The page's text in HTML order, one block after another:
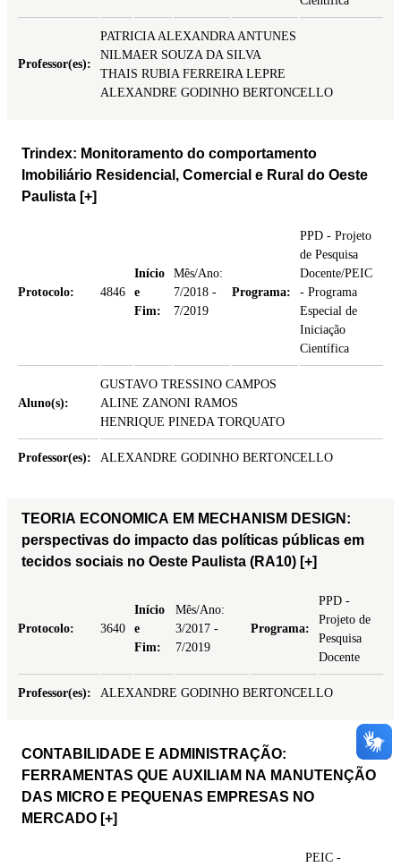
Professor(es):
PATRICIA ALEXANDRA ANTUNES
NILMAER SOUZA DA SILVA
THAIS RUBIA FERREIRA LEPRE
ALEXANDRE GODINHO BERTONCELLO
Trindex: Monitoramento do comportamento
Imobiliário Residencial, Comercial e Rural do Oeste
Paulista [+]
Protocolo: 4846
Início
e
Fim:
Mês/Ano:
7/2018 -
7/2019
Programa:
PPD - Projeto
de Pesquisa
Docente/PEIC
- Programa
Especial de
Iniciação
Científica
Aluno(s):
GUSTAVO TRESSINO CAMPOS
ALINE ZANONI RAMOS
HENRIQUE PINEDA TORQUATO
Professor(es): ALEXANDRE GODINHO BERTONCELLO
TEORIA ECONOMICA EM MECHANISM DESIGN:
perspectivas do impacto das políticas públicas em
tecidos sociais no Oeste Paulista (RA10) [+]
Protocolo: 3640
Início
e
Fim:
Mês/Ano:
3/2017 -
7/2019
Programa:
PPD -
Projeto de
Pesquisa
Docente
Professor(es): ALEXANDRE GODINHO BERTONCELLO
CONTABILIDADE E ADMINISTRAÇÃO:
FERRAMENTAS QUE AUXILIAM NA MANUTENÇÃO
DAS MICRO E PEQUENAS EMPRESAS NO
MERCADO [+]
PEIC -